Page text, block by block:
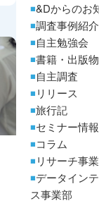
&Dからのお
調査事例紹介
自主勉強会
書籍・出版
自主調査
リリース
旅行記
セミナー情報
コラム
リサーチ事
データイン
ス事業部